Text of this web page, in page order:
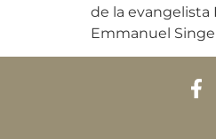
de la evangelista
Emmanuel